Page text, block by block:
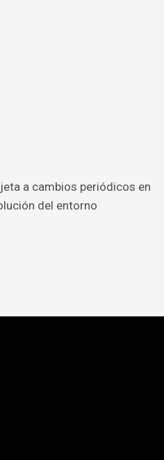
a cambios periódicos en
del entorno